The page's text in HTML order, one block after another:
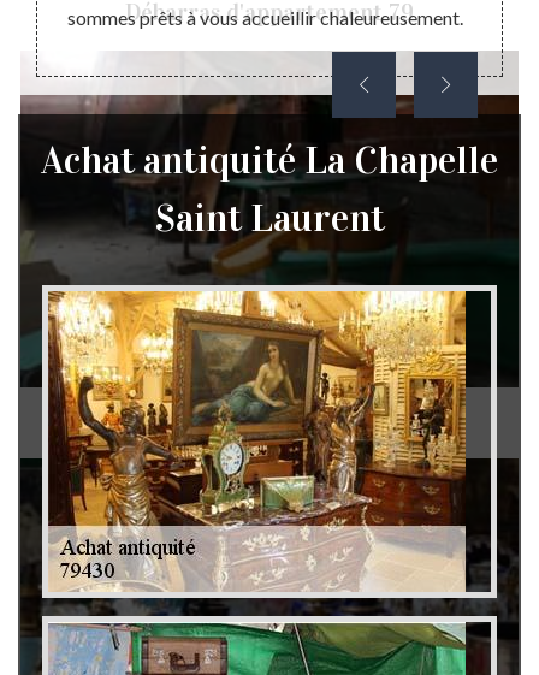
Débarras d'appartement 79
Débarras de grenier et cave 79
sommes prêts à vous accueillir chaleureusement.
Achat antiquité La Chapelle
Saint Laurent